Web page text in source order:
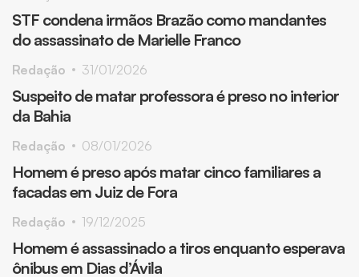
STF condena irmãos Brazão como mandantes
do assassinato de Marielle Franco
Suspeito de matar professora é preso no interior
da Bahia
Redação 31/01/2026
Homem é preso após matar cinco familiares a
facadas em Juiz de Fora
Redação 08/01/2026
Homem é assassinado a tiros enquanto esperava
ônibus em Dias d’Ávila
Redação 19/12/2025